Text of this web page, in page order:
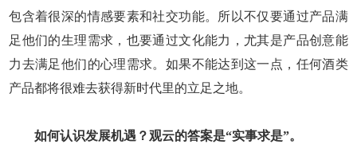
包含着很深的情感要素和社交功能。所以不仅要通过产品满
足他们的生理需求，也要通过文化能力，尤其是产品创意能
力去满足他们的心理需求。如果不能达到这一点，任何酒类
产品都将很难去获得新时代里的立足之地。
如何认识发展机遇？观云的答案是“实事求是”。